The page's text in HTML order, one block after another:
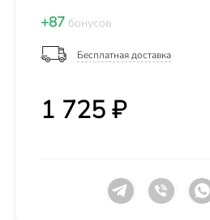
+87 бонусов
Бесплатная доставка
1 725 ₽